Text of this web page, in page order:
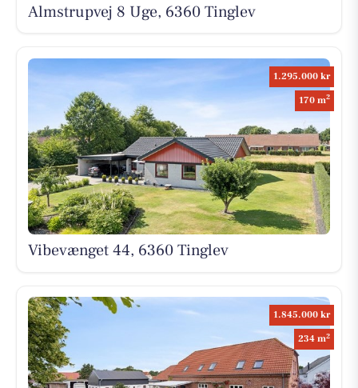
Almstrupvej 8 Uge, 6360 Tinglev
1.295.000 kr
170 m2
Vibevænget 44, 6360 Tinglev
1.845.000 kr
234 m2